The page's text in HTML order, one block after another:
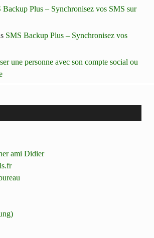
Backup Plus – Synchronisez vos SMS sur
SMS Backup Plus – Synchronisez vos
une personne avec son compte social ou
ami Didier